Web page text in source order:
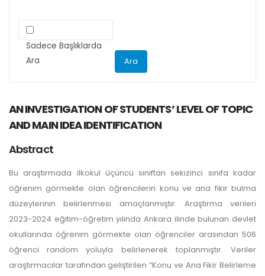
Sadece Başlıklarda
Ara
AN INVESTIGATION OF STUDENTS’ LEVEL OF TOPIC
AND MAIN IDEA IDENTIFICATION
Abstract
Bu araştırmada ilkokul üçüncü sınıftan sekizinci sınıfa kadar
öğrenim görmekte olan öğrencilerin konu ve ana fikir bulma
düzeylerinin belirlenmesi amaçlanmıştır. Araştırma verileri
2023-2024 eğitim-öğretim yılında Ankara ilinde bulunan devlet
okullarında öğrenim görmekte olan öğrenciler arasından 506
öğrenci random yoluyla belirlenerek toplanmıştır. Veriler
araştırmacılar tarafından geliştirilen “Konu ve Ana Fikir Belirleme